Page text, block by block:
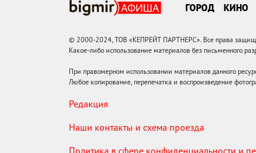
ГОРОД КИНО
© 2000-2024, ТОВ «КЕПРЕЙТ ПАРТНЕРС». Все права
Какое-либо использование материалов без письменного
При правомерном использовании материалов данного
Любое копирование, перепечатка и воспроизведение
Редакция
Наши контакты и схема проезда
Политика в сфере конфиденциальности и